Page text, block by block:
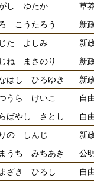
し ゆたか 草
こうたろう 新
た よしみ 新
ね まさのり 新
はし ひろゆき 新
うら けいこ 自
ばやし さとし 自
の しんじ 新
うち みちあき 公
ざき ひろし 自